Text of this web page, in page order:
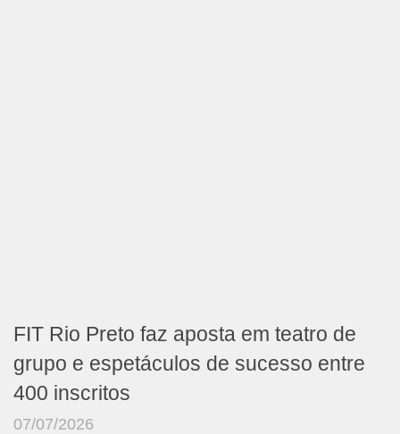
FIT Rio Preto faz aposta em teatro de
grupo e espetáculos de sucesso entre
400 inscritos
07/07/2026